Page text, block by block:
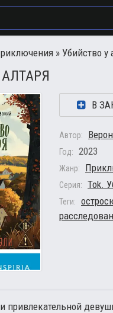
» Убийство у
В
Автор:
Год: 2023
Жанр:
Серия: Tok.
Теги:
привлекательной